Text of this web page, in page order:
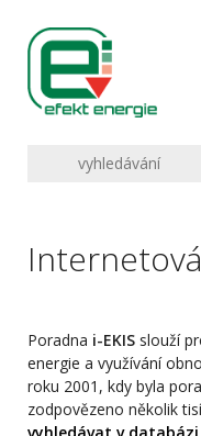
Poradna i-EKIS slouží
energie a využívání
roku 2001, kdy byla
zodpovězeno několik